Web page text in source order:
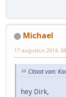
Michael
17 augustus 2014,
Citaat van:
hey Dirk,